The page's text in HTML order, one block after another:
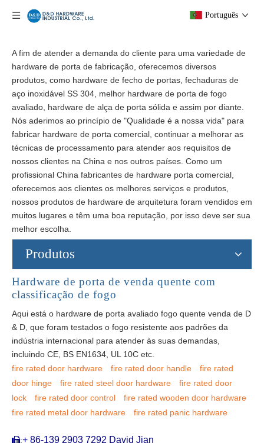
Português
A fim de atender a demanda do cliente para uma variedade de
hardware de porta de fabricação, oferecemos diversos
produtos, como hardware de fecho de portas, fechaduras de
aço inoxidável SS 304, melhor hardware de porta de fogo
avaliado, hardware de alça de porta sólida e assim por diante.
Nós aderimos ao princípio de "Qualidade é a nossa vida" para
fabricar hardware de porta comercial, continuar a melhorar as
técnicas de processamento para atender aos requisitos de
nossos clientes na China e nos outros países. Como um
profissional China fabricantes de hardware porta comercial,
oferecemos aos clientes os melhores serviços e produtos,
nossos produtos de hardware de arquitetura foram vendidos em
muitos lugares e têm uma boa reputação, por isso deve ser sua
melhor escolha.
Produtos
Hardware de porta de venda quente com
classificação de fogo
Aqui está o hardware de porta avaliado fogo quente venda de D
& D, que foram testados o fogo resistente aos padrões da
indústria internacional para atender às suas demandas,
incluindo CE, BS EN1634, UL 10C etc.
fire rated door hardware
fire rated door handle
fire rated
door hinge
fire rated steel door hardware
fire rated door
lock
fire rated door control
fire rated wooden door hardware
fire rated metal door hardware
fire rated panic hardware
:+ 86-139 2903 7292 David Jian